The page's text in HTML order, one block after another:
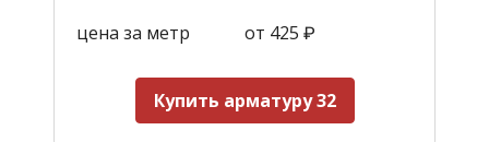
цена за метр
от 425 ₽
Купить арматуру 32